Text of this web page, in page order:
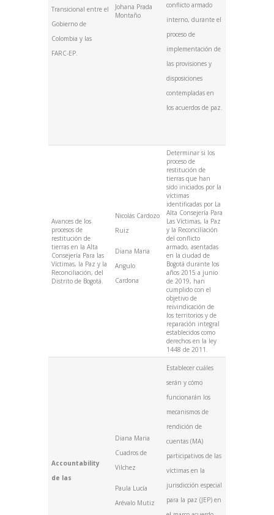
Transicional entre el
Gobierno de
Colombia y las
FARC-EP.
Johana Prada
Montaño
conflicto armado
interno, durante el
proceso de
implementación de
las provisiones y
disposiciones
contempladas en
los acuerdos de paz.
Avances de los
procesos de
restitución de
tierras en la Alta
Consejería Para las
Víctimas, la Paz y la
Reconciliación, del
Distrito de Bogotá.
Nicolás Cardozo
Ruiz
Diana Maria
Angulo
Cardona
Determinar si los
proceso de
restitución de
tierras que han
sido iniciados por la
víctimas
identificadas por La
Alta Consejería Para
Las Víctimas, la Paz
y la Reconciliación
del conflicto
armado, asentadas
en la ciudad de
Bogotá durante los
años 2015 a junio
de 2019, han
cumplido con el
objetivo de
reivindicación de
los territorios y de
reparación integral
establecidos como
derechos en la ley
1448 de 2011.
Accountability
de las
Diana Maria
Cuadros de
Vilchez
Paula Lucía
Arévalo Mutiz
Establecer cuáles
serán y cómo
funcionarán los
mecanismos de
rendición de
cuentas (MA)
participativos de las
víctimas en la
jurisdicción especial
para la paz (JEP) en